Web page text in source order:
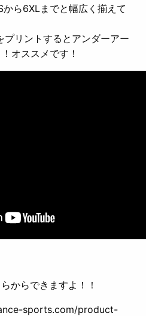
から6XLまでと幅広く揃えて
プリントするとアンダーアー
オススメです！
からできますよ！！
sports.com/product-